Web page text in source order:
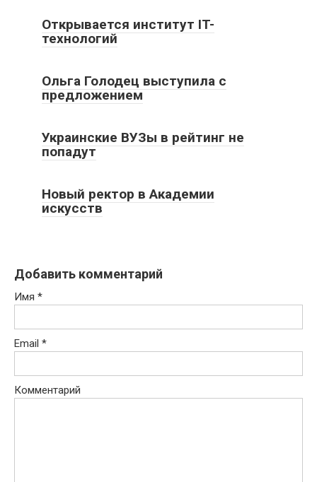
Открывается институт IT-
технологий
Ольга Голодец выступила с
предложением
Украинские ВУЗы в рейтинг не
попадут
Новый ректор в Академии
искусств
Добавить комментарий
Имя *
Email *
Комментарий